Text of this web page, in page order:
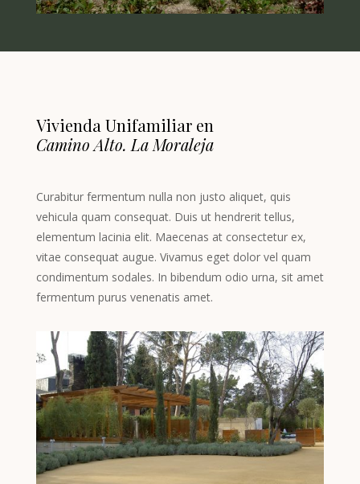
Vivienda Unifamiliar en
Camino Alto. La Moraleja
Curabitur fermentum nulla non justo aliquet, quis
vehicula quam consequat. Duis ut hendrerit tellus,
elementum lacinia elit. Maecenas at consectetur ex,
vitae consequat augue. Vivamus eget dolor vel quam
condimentum sodales. In bibendum odio urna, sit amet
fermentum purus venenatis amet.